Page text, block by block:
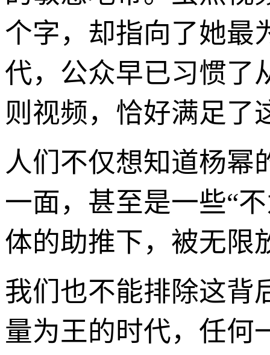
个字，却指向了她最
代，公众早已习惯了
则视频，恰好满足了
人们不仅想知道杨幂
一面，甚至是一些“
体的助推下，被无限
我们也不能排除这背
量为王的时代，任何